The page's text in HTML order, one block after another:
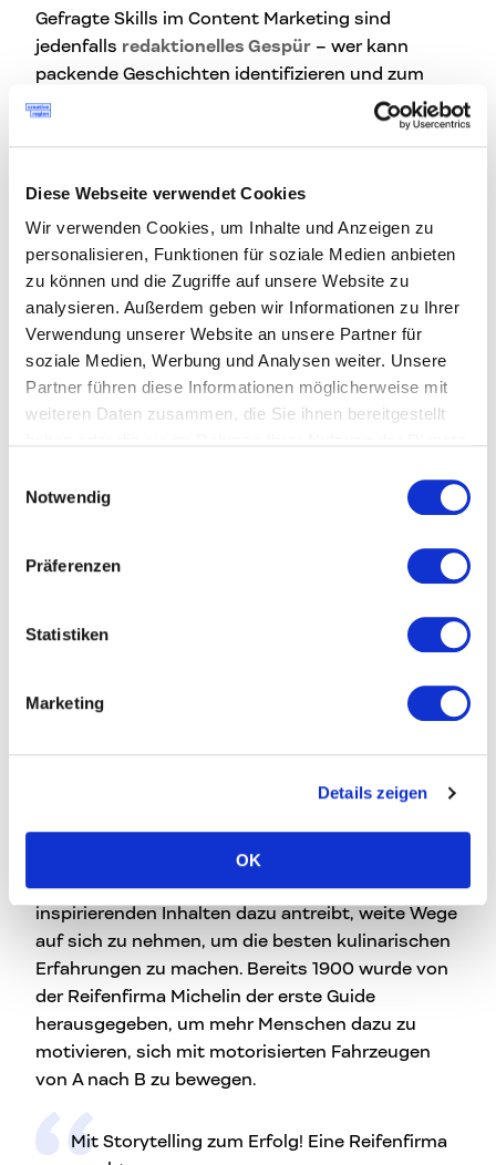
Diese Webseite verwendet Cookies
Wir verwenden Cookies, um Inhalte und Anzeigen zu
personalisieren, Funktionen für soziale Medien anbieten
zu können und die Zugriffe auf unsere Website zu
analysieren. Außerdem geben wir Informationen zu Ihrer
Verwendung unserer Website an unsere Partner für
soziale Medien, Werbung und Analysen weiter. Unsere
Partner führen diese Informationen möglicherweise mit
weiteren Daten zusammen, die Sie ihnen bereitgestellt
Notwendig
Präferenzen
Statistiken
Marketing
Details zeigen
OK
Gefragte Skills im Content Marketing sind
jedenfalls redaktionelles Gespür – wer kann
packende Geschichten identifizieren und zum
Leben erwecken? – und ein Fundament im
(Online-)Marketing, in der Mediaplanung oder
Geschichten denn auch unter die Menschen?
Wann kümmert man sich als
Unternehmen besser selbst ums
Content Marketing und wann lässt man
lieber Profis ans Werk?
Wiesauer & Al-Ayash:
Die Umsetzung von
Kompetenz und Verständnis für Inhalte und
Ein klares Commitment zum
Trends, die man für die Zukunft am
Schirm haben sollte?
Storytelling-Prinzip, auf
dem Content Marketing fußt, ist per se kein
Trend: Denken Sie an den Guide Michelin, der
noch heute Menschen mit nützlichen,
inspirierenden Inhalten dazu antreibt, weite Wege
auf sich zu nehmen, um die besten kulinarischen
Erfahrungen zu machen. Bereits 1900 wurde von
der Reifenfirma Michelin der erste Guide
herausgegeben, um mehr Menschen dazu zu
motivieren, sich mit motorisierten Fahrzeugen
von A nach B zu bewegen.
Mit Storytelling zum Erfolg! Eine Reifenfirma